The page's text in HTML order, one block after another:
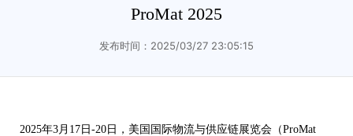
ProMat 2025
发布时间：2025/03/27 23:05:15
2025年3月17日-20日，美国国际物流与供应链展览会（ProMat